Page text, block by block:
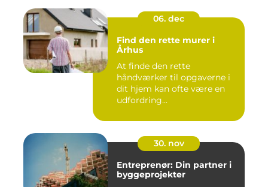
06. dec
Find den rette murer i
Århus
At finde den rette
håndværker til opgaverne i
dit hjem kan ofte være en
udfordring...
30. nov
Entreprenør: Din partner i
byggeprojekter